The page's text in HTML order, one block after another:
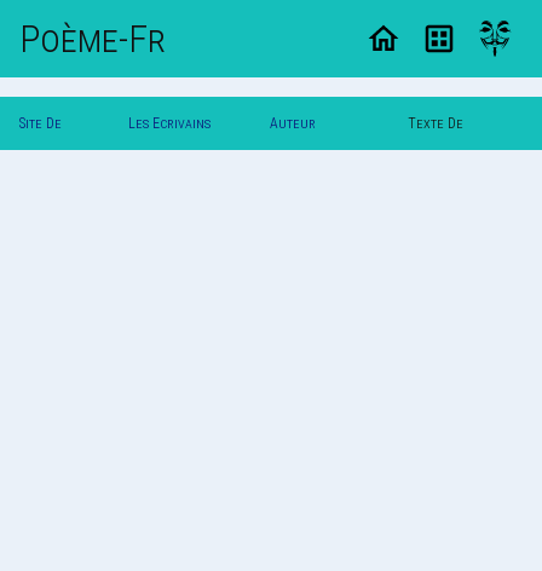
Poème-Fr
Site De Les Ecrivains Auteur Texte De